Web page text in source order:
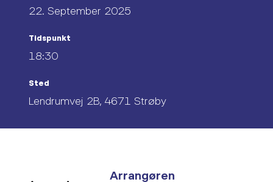
22. September 2025
Tidspunkt
18:30
Sted
Lendrumvej 2B, 4671 Strøby
Arrangøren